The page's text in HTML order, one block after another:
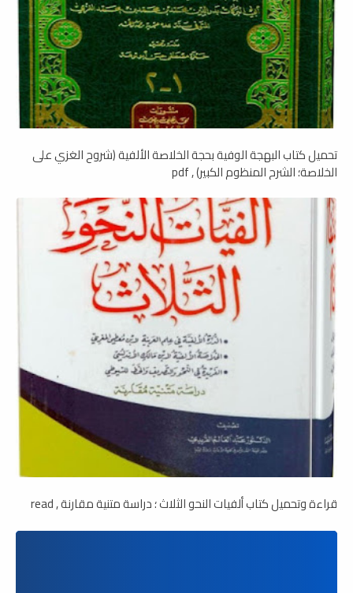
تحميل كتاب البهجة الوفية بحجة الخلاصة الألفية (شروح الغزي على
الخلاصة؛ الشرح المنظوم الكبير) , pdf
قراءة وتحميل كتاب ألفيات النحو الثلاث ؛ دراسة متنية مقارنة , read